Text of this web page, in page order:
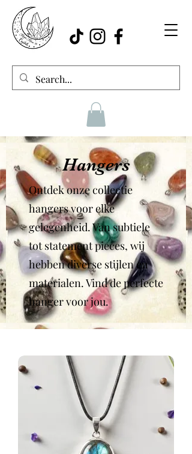
Hangers
Ontdek onze collectie
hangers voor elke
gelegenheid. Van subtiele
tot statement pieces, wij
hebben diverse stijlen en
materialen. Vind de perfecte
hanger voor jou.